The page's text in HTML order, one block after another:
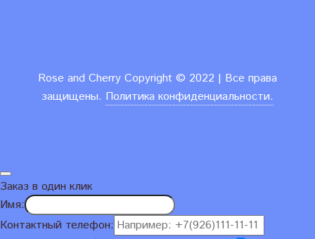
Rose and Cherry Copyright © 2022 | Все права
защищены. Политика конфиденциальности.
Заказ в один клик
Имя:
Контактный телефон: